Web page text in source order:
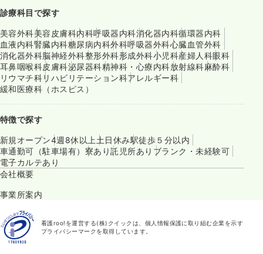
診療科目で探す
美容外科美容皮膚科内科呼吸器内科消化器内科循環器内科
血液内科腎臓内科糖尿病内科外科呼吸器外科心臓血管外科
消化器外科脳神経外科整形外科形成外科小児科産婦人科眼科
耳鼻咽喉科皮膚科泌尿器科精神科・心療内科放射線科麻酔科
リウマチ科リハビリテーション科アレルギー科
緩和医療科（ホスピス）
特徴で探す
新規オープン4週8休以上土日休み駅徒歩５分以内
車通勤可（駐車場有） 寮あり託児所あり ブランク・未経験可
電子カルテあり
会社概要
事業所案内
看護roo!を運営する(株)クイックは、個人情報保護に取り組む企業を示す
プライバシーマークを取得しています。